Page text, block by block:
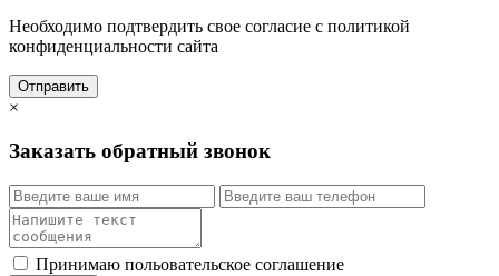
Необходимо подтвердить свое согласие с политикой
конфиденциальности сайта
Отправить
×
Заказать обратный звонок
Принимаю польовательское соглашение